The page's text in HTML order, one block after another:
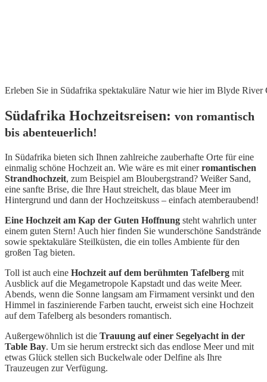
Erleben Sie in Südafrika spektakuläre Natur wie hier im Blyde River
Südafrika Hochzeitsreisen: von romantisch
bis abenteuerlich!
In Südafrika bieten sich Ihnen zahlreiche zauberhafte Orte für eine
einmalig schöne Hochzeit an. Wie wäre es mit einerromantischen
Strandhochzeit, zum Beispiel am Bloubergstrand? Weißer Sand,
eine sanfte Brise, die Ihre Haut streichelt, das blaue Meer im
Hintergrund und dann der Hochzeitskuss – einfach atemberaubend!
Eine Hochzeit am Kap der Guten Hoffnung steht wahrlich unter
einem guten Stern! Auch hier finden Sie wunderschöne Sandstrände
sowie spektakuläre Steilküsten, die ein tolles Ambiente für den
großen Tag bieten.
Toll ist auch eine Hochzeit auf dem berühmten Tafelberg mit
Ausblick auf die Megametropole Kapstadt und das weite Meer.
Abends, wenn die Sonne langsam am Firmament versinkt und den
Himmel in faszinierende Farben taucht, erweist sich eine Hochzeit
auf dem Tafelberg als besonders romantisch.
Außergewöhnlich ist die Trauung auf einer Segelyacht in der
Table Bay. Um sie herum erstreckt sich das endlose Meer und mit
etwas Glück stellen sich Buckelwale oder Delfine als Ihre
Trauzeugen zur Verfügung.